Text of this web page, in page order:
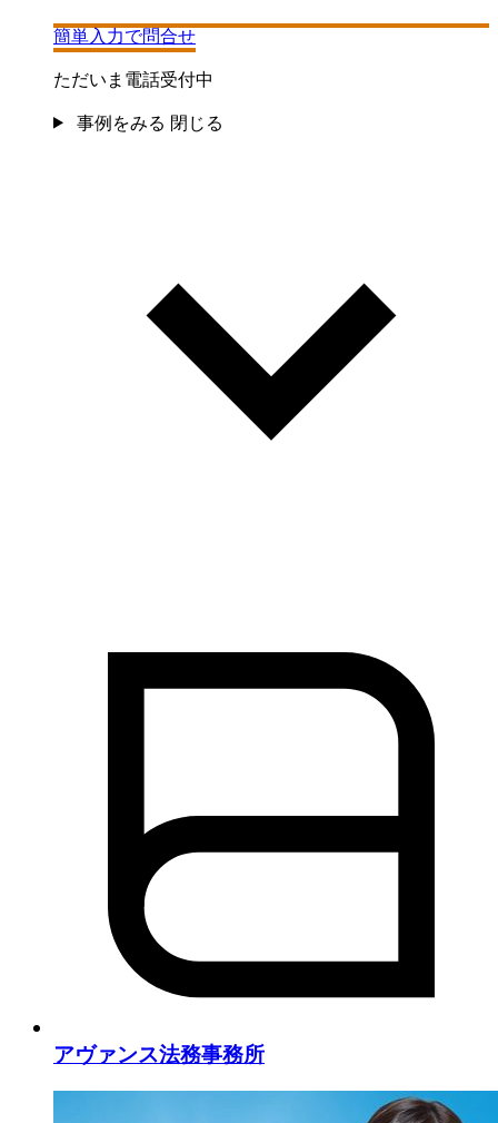
簡単入力で問合せ
ただいま電話受付中
事例をみる 閉じる
アヴァンス法務事務所